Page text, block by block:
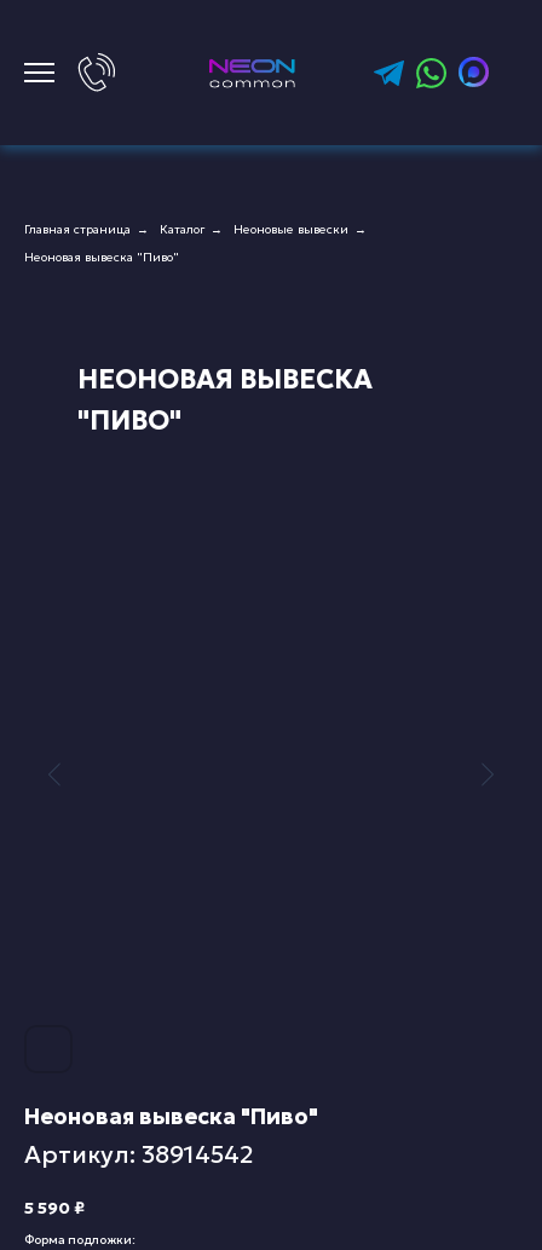
Главная страница → Каталог → Неоновые вывески →
Неоновая вывеска "Пиво"
НЕОНОВАЯ ВЫВЕСКА
"ПИВО"
Неоновая вывеска "Пиво"
Артикул: 38914542
5 590₽
Форма подложки: